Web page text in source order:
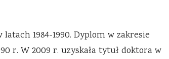
latach 1984-1990. Dyplom w zakresie
r. W 2009 r. uzyskała tytuł doktora w